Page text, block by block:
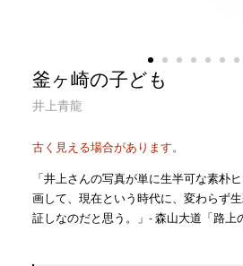
釜ヶ崎の子ども
井上青龍
古く見える場合があります。
「井上さんの写真が単に生半可な素朴
画して、現在という時代に、変わらず
証しなのだと思う。」- 森山大道「路上